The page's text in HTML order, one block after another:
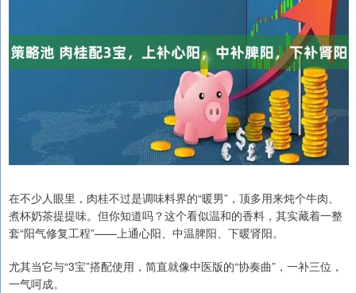
在不少人眼里，肉桂不过是调味料界的“暖男”，顶多用来炖个牛肉、
煮杯奶茶提提味。但你知道吗？这个看似温和的香料，其实藏着一整
套“阳气修复工程”——上通心阳、中温脾阳、下暖肾阳。
尤其当它与“3宝”搭配使用，简直就像中医版的“协奏曲”，一补三位，
一气呵成。